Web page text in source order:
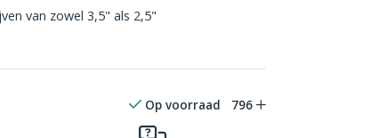
van zowel 3,5" als 2,5"
Op voorraad 796